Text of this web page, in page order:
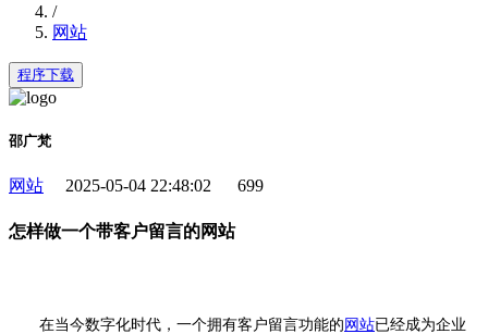
/
网站
程序下载
邵广梵
网站 2025-05-04 22:48:02 699
怎样做一个带客户留言的网站
在当今数字化时代，一个拥有客户留言功能的 网站已经成为企业